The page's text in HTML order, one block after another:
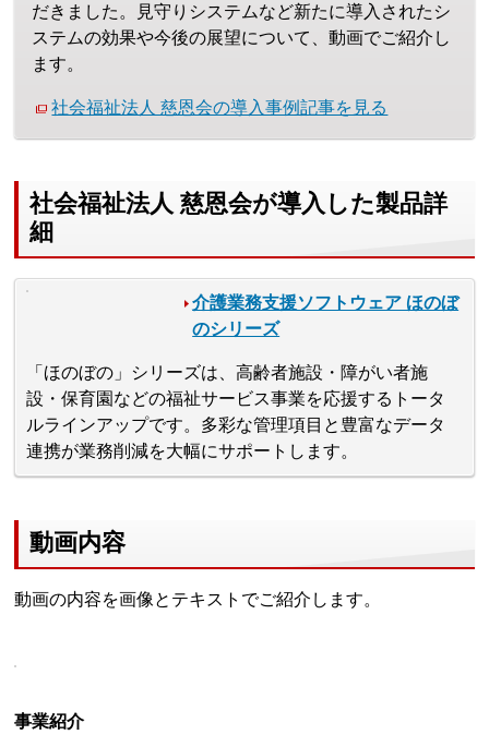
だきました。見守りシステムなど新たに導入されたシ
ステムの効果や今後の展望について、動画でご紹介し
ます。
社会福祉法人 慈恩会の導入事例記事を見る
社会福祉法人 慈恩会が導入した製品詳
細
介護業務支援ソフトウェア ほのぼ
のシリーズ
「ほのぼの」シリーズは、高齢者施設・障がい者施
設・保育園などの福祉サービス事業を応援するトータ
ルラインアップです。多彩な管理項目と豊富なデータ
連携が業務削減を大幅にサポートします。
動画内容
動画の内容を画像とテキストでご紹介します。
事業紹介